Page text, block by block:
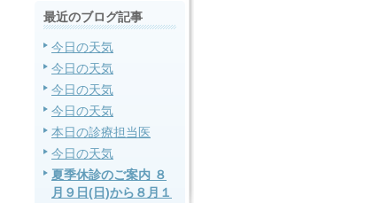
最近のブログ記事
今日の天気
今日の天気
今日の天気
今日の天気
本日の診療担当医
今日の天気
夏季休診のご案内 ８
月９日(日)から８月１